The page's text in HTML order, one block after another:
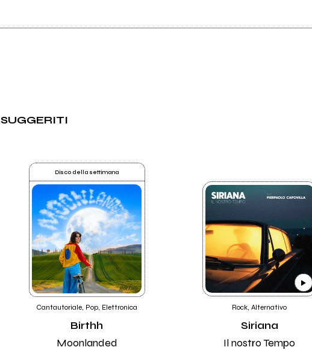
SUGGERITI
Disco della settimana
Cantautoriale, Pop, Elettronica
Birthh
Moonlanded
Rock, Alternativo
Siriana
Il nostro Tempo